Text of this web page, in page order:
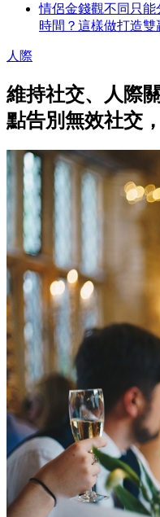
情侶金錢觀不同只
時間？這樣做打造
人際
維持社交、人際
點告別無效社交